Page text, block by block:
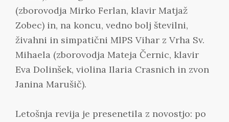
(zborovodja Mirko Ferlan, klavir Matjaž
Zobec) in, na koncu, vedno bolj številni,
živahni in simpatični MlPS Vihar z Vrha Sv.
Mihaela (zborovodja Mateja Černic, klavir
Eva Dolinšek, violina Ilaria Crasnich in zvon
Janina Marušič).
Letošnja revija je presenetila z novostjo: po